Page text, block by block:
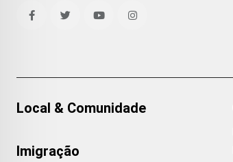
Local & Comunidade
Imigração